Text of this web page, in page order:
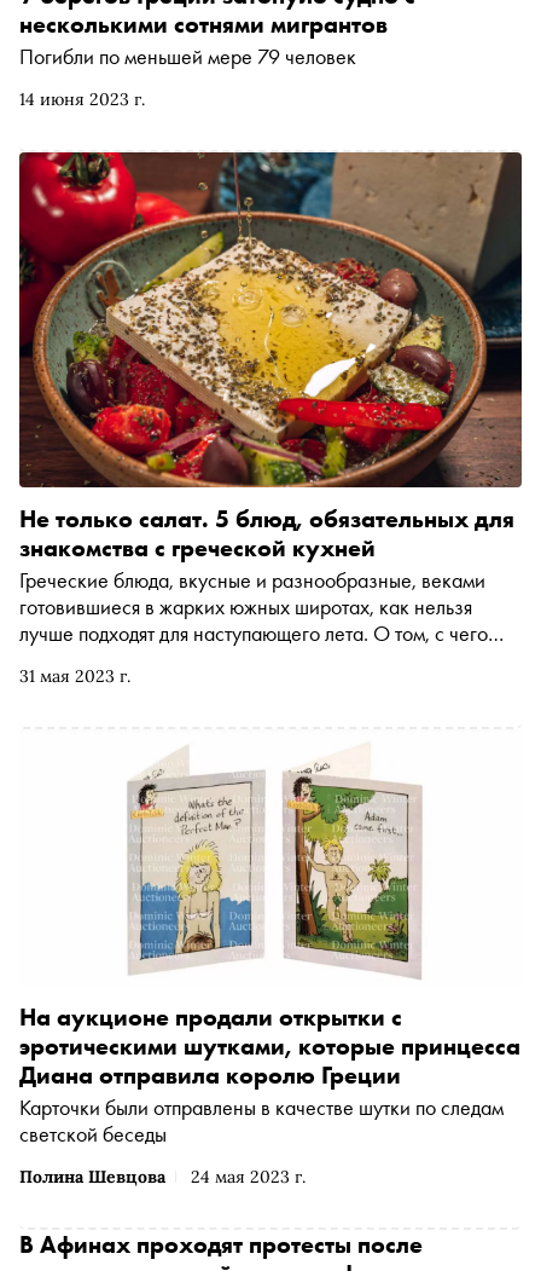
14 июня 2023 г.
несколькими сотнями мигрантов
Погибли по меньшей мере 79 человек
31 мая 2023 г.
Не только салат. 5 блюд, обязательных для
знакомства с греческой кухней
Греческие блюда, вкусные и разнообразные, веками
готовившиеся в жарких южных широтах, как нельзя
лучше подходят для наступающего лета. О том, с чего
кухней, «Снобу» рассказал шеф-повар московской
апреле 2023 года таверна победила в трех номинациях
международной премии Greek Taste Beyond Borders,
которая вручается заведениям с аутентичной кухней,
популяризирующим греческую гастрокультуру в других
Полина Шевцова 24 мая 2023 г.
На аукционе продали открытки с
эротическими шутками, которые принцесса
Диана отправила королю Греции
Карточки были отправлены в качестве шутки по следам
светской беседы
В Афинах проходят протесты после